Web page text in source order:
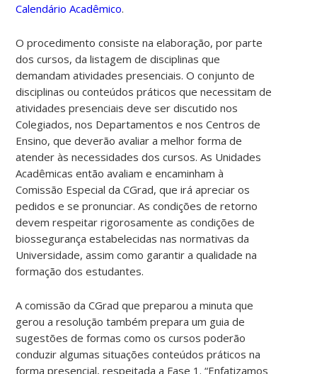
Calendário Acadêmico.
O procedimento consiste na elaboração, por parte
dos cursos, da listagem de disciplinas que
demandam atividades presenciais. O conjunto de
disciplinas ou conteúdos práticos que necessitam de
atividades presenciais deve ser discutido nos
Colegiados, nos Departamentos e nos Centros de
Ensino, que deverão avaliar a melhor forma de
atender às necessidades dos cursos. As Unidades
Acadêmicas então avaliam e encaminham à
Comissão Especial da CGrad, que irá apreciar os
pedidos e se pronunciar. As condições de retorno
devem respeitar rigorosamente as condições de
biossegurança estabelecidas nas normativas da
Universidade, assim como garantir a qualidade na
formação dos estudantes.
A comissão da CGrad que preparou a minuta que
gerou a resolução também prepara um guia de
sugestões de formas como os cursos poderão
conduzir algumas situações conteúdos práticos na
forma presencial, respeitada a Fase 1. “Enfatizamos